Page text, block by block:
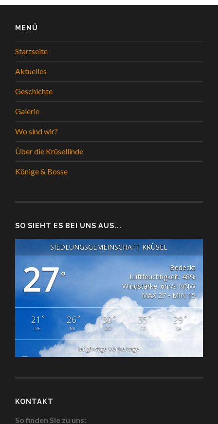
MENÜ
Startseite
Aktuelles
Geschichte
Galerie
Wo sind wir?
Über die Krüsellinde
Könige & Bosse
SO SIEHT ES BEI UNS AUS...
SIEDLUNGSGEMEINSCHAFT KRÜSEL
27°
Bedeckt
Luftfeuchtigkeit: 48%
Windstärke: 6m/s NNW
MAX 27 • MIN 15
21 °
DIE
26°
MI
30°
DO
35°
FR
29°
SA
langfristige Vorhersage
KONTAKT
So finden Sie zu uns: